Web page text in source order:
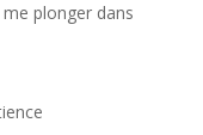
plonger dans